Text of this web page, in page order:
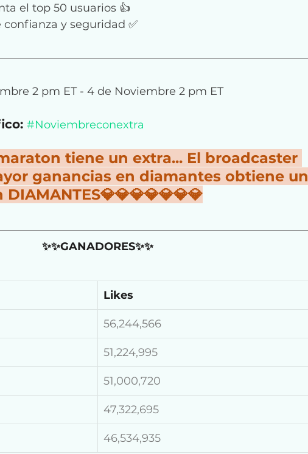
el top 50 usuarios 👍
y seguridad ✅
2 pm ET - 4 de Noviembre 2 pm ET
#Noviembreconextra
tiene un extra... El broadcaster
ganancias en diamantes obtiene un
✨✨GANADORES✨✨
Likes
56,244,566
51,224,995
51,000,720
47,322,695
46,534,935